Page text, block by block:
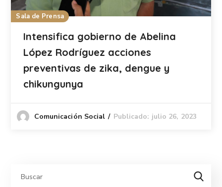
Sala de Prensa
Intensifica gobierno de Abelina
López Rodríguez acciones
preventivas de zika, dengue y
chikungunya
Comunicación Social Publicado: julio 26, 2023